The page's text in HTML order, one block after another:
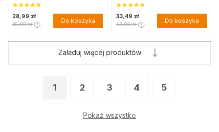
28,99 zł
35,99 zł Do koszyka
33,49 zł
43,99 zł Do koszyka
1 2 3 4 5
Pokaż wszystko
Załaduj więcej produktów